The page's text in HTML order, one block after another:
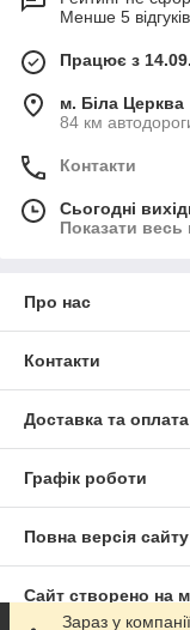
роздільним
прямо під час
рослину і
для конкретних
кукурудзи) та
очісувальні,
зрізаючи
Менше 5
Працює з
м. Біла Церква
84 км
Контакти
Сьогодні
Показати весь
Про нас
Контакти
Доставка та оплата
Графік роботи
Повна версія сайту
Сайт створено на
Зараз у